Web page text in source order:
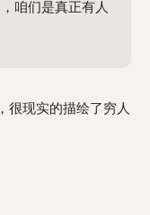
咱们是真正有人
很现实的描绘了穷人